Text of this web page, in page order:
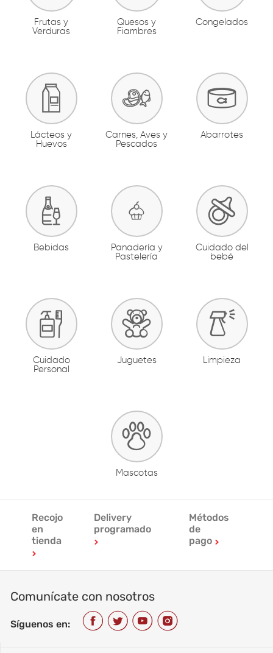
Frutas y
Verduras
Quesos y
Fiambres
Congelados
Lácteos y
Huevos
Carnes, Aves y
Pescados
Abarrotes
Bebidas
Panadería y
Pastelería
Cuidado del
bebé
Cuidado
Personal
Juguetes Limpieza
Mascotas
Recojo
en
tienda
Delivery
programado
Métodos
de
pago
Comunícate con nosotros
Síguenos en: